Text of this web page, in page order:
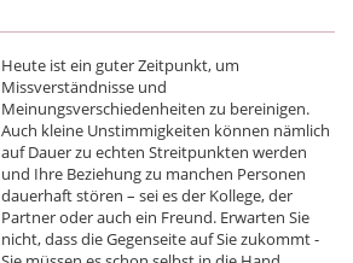
Heute ist ein guter Zeitpunkt, um
Missverständnisse und
Meinungsverschiedenheiten zu bereinigen.
Auch kleine Unstimmigkeiten können nämlich
auf Dauer zu echten Streitpunkten werden
und Ihre Beziehung zu manchen Personen
dauerhaft stören – sei es der Kollege, der
Partner oder auch ein Freund. Erwarten Sie
nicht, dass die Gegenseite auf Sie zukommt -